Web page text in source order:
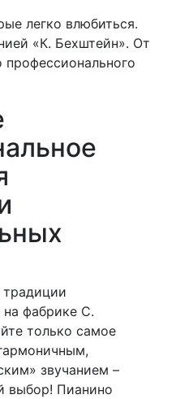
легко влюбиться.
«К. Бехштейн». От
фабрике C.
только самое
звучанием –
выбор! Пианино